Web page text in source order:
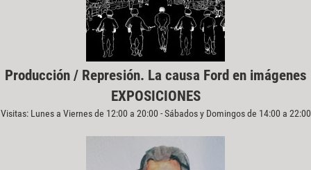
Producción / Represión. La causa Ford en imágenes
EXPOSICIONES
Visitas: Lunes a Viernes de 12:00 a 20:00 - Sábados y Domingos de 14:00 a 22:00